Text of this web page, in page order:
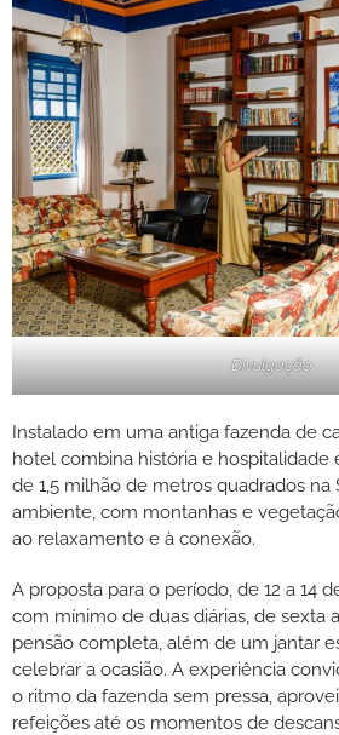
Divulgação
Instalado em uma antiga fazenda de
hotel combina história e hospitalidade
de 1,5 milhão de metros quadrados na
ambiente, com montanhas e
ao relaxamento e à conexão.
A proposta para o período, de 12 a 14
com mínimo de duas diárias, de sexta
pensão completa, além de um jantar
celebrar a ocasião. A experiência
o ritmo da fazenda sem pressa,
refeições até os momentos de